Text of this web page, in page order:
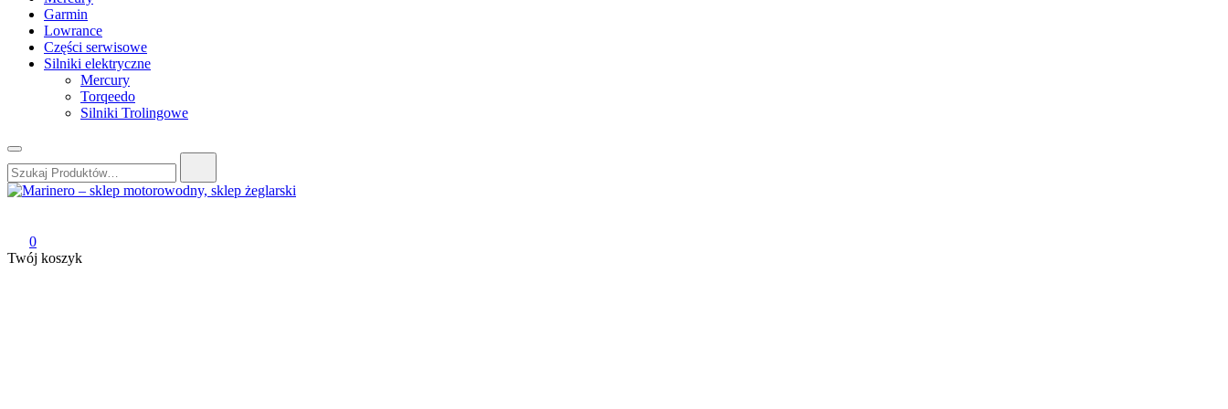
Garmin
Lowrance
Części serwisowe
Silniki elektryczne
Mercury
Torqeedo
Silniki Trolingowe
0
Twój koszyk